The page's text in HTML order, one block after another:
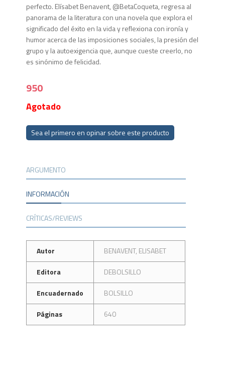
perfecto. Elísabet Benavent, @BetaCoqueta, regresa al
panorama de la literatura con una novela que explora el
significado del éxito en la vida y reflexiona con ironía y
humor acerca de las imposiciones sociales, la presión del
grupo y la autoexigencia que, aunque cueste creerlo, no
es sinónimo de felicidad.
950
Agotado
Sea el primero en opinar sobre este producto
ARGUMENTO
INFORMACIÓN
CRÍTICAS/REVIEWS
Autor
BENAVENT, ELISABET
Editora
DEBOLSILLO
Encuadernado
BOLSILLO
Páginas
640